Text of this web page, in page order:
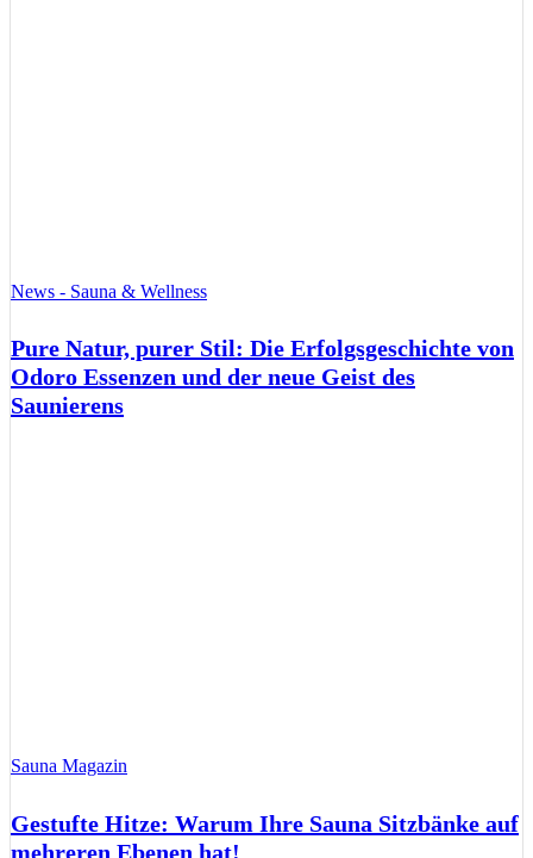
News - Sauna & Wellness
Pure Natur, purer Stil: Die Erfolgsgeschichte von
Odoro Essenzen und der neue Geist des
Saunierens
Sauna Magazin
Gestufte Hitze: Warum Ihre Sauna Sitzbänke auf
mehreren Ebenen hat!